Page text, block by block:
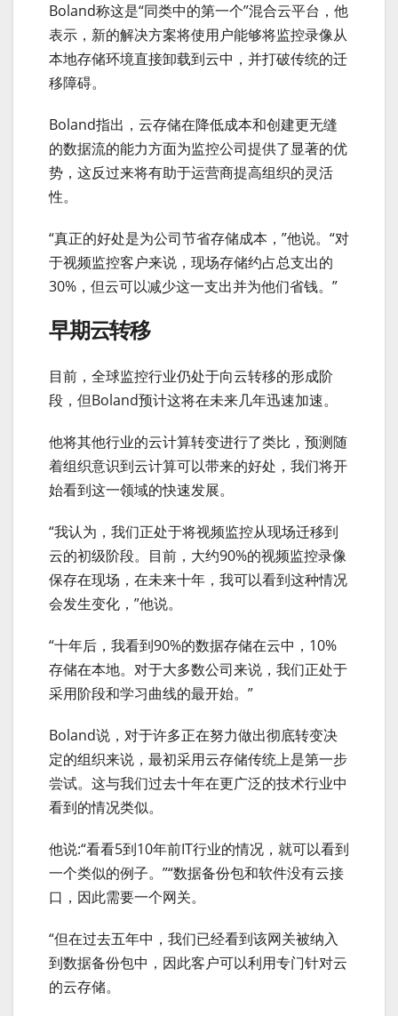
Boland称这是“同类中的第一个”混合云平台，他
表示，新的解决方案将使用户能够将监控录像从
本地存储环境直接卸载到云中，并打破传统的迁
移障碍。
Boland指出，云存储在降低成本和创建更无缝
的数据流的能力方面为监控公司提供了显著的优
势，这反过来将有助于运营商提高组织的灵活
性。
“真正的好处是为公司节省存储成本，”他说。“对
于视频监控客户来说，现场存储约占总支出的
30%，但云可以减少这一支出并为他们省钱。”
早期云转移
目前，全球监控行业仍处于向云转移的形成阶
段，但Boland预计这将在未来几年迅速加速。
他将其他行业的云计算转变进行了类比，预测随
着组织意识到云计算可以带来的好处，我们将开
始看到这一领域的快速发展。
“我认为，我们正处于将视频监控从现场迁移到
云的初级阶段。目前，大约90%的视频监控录像
保存在现场，在未来十年，我可以看到这种情况
会发生变化，”他说。
“十年后，我看到90%的数据存储在云中，10%
存储在本地。对于大多数公司来说，我们正处于
采用阶段和学习曲线的最开始。”
Boland说，对于许多正在努力做出彻底转变决
定的组织来说，最初采用云存储传统上是第一步
尝试。这与我们过去十年在更广泛的技术行业中
看到的情况类似。
他说:“看看5到10年前IT行业的情况，就可以看到
一个类似的例子。”“数据备份包和软件没有云接
口，因此需要一个网关。
“但在过去五年中，我们已经看到该网关被纳入
到数据备份包中，因此客户可以利用专门针对云
的云存储。